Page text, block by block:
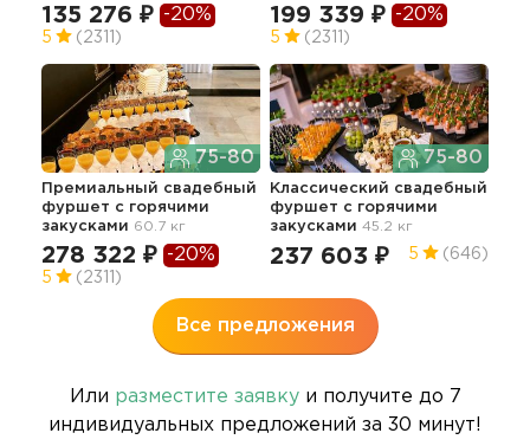
135 276 ₽ -20%
5 (2311)
199 339 ₽ -20%
5 (2311)
75-80
Премиальный свадебный
фуршет с горячими
закусками 60.7 кг
278 322 ₽ -20%
5 (2311)
75-80
Классический свадебный
фуршет с горячими
закусками 45.2 кг
237 603 ₽ 5 (646)
Все предложения
Или разместите заявкуи получите до 7
индивидуальных предложений за 30 минут!